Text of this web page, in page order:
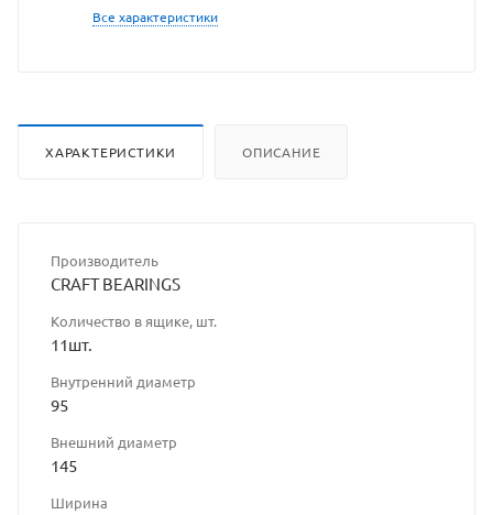
Все характеристики
ХАРАКТЕРИСТИКИ ОПИСАНИЕ
Производитель
CRAFT BEARINGS
Количество в ящике, шт.
11шт.
Внутренний диаметр
95
Внешний диаметр
145
Ширина